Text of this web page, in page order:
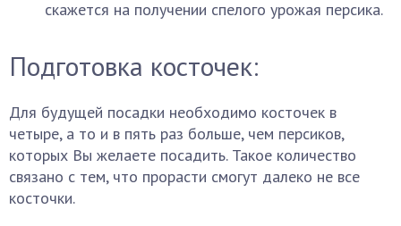
скажется на получении спелого урожая персика.
Подготовка косточек:
Для будущей посадки необходимо косточек в
четыре, а то и в пять раз больше, чем персиков,
которых Вы желаете посадить. Такое количество
связано с тем, что прорасти смогут далеко не все
косточки.